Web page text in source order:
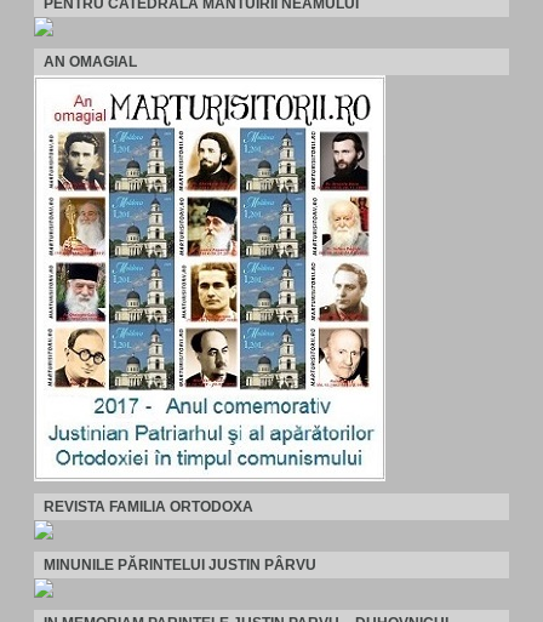
PENTRU CATEDRALA MANTUIRII NEAMULUI
AN OMAGIAL
REVISTA FAMILIA ORTODOXA
MINUNILE PĂRINTELUI JUSTIN PÂRVU